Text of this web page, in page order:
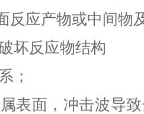
反应产物或中间物
坏反应物结构
；
表面，冲击波导